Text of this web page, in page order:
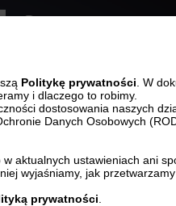
Politykę prywatności . W
i dlaczego to robimy.
dostosowania naszych
Danych Osobowych
aktualnych ustawieniach ani
wyjaśniamy, jak
prywatności